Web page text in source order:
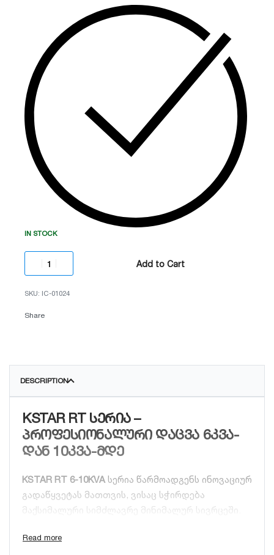
სიმძლავრის კოეფიციენტი:1.0 (PF=1.0).
კონსტრუქცია:
Rack/Tower კონვერტირებადი
დიზაინი.
LCD დისპლეი პარამეტრების სრული
კონტროლისთვის.
დამატებითი ფუნქცია:Hot-swappable
ბატარეების მხარდაჭერა და ECO რეჟიმი
ენერგიის დაზოგვისთვის
IN STOCK
Add to Cart
IC-01024
Share
DESCRIPTION
KSTAR RT სერია –
პროფესიონალური დაცვა 6კვა-
დან 10კვა-მდე
KSTAR RT 6-10KVA სერია წარმოადგენს ინოვაციურ
გადაწყვეტას მათთვის, ვისაც სჭირდება
მაქსიმალური სიმძლავრე მინიმალურ სივრცეში.
მოწყობილობა განთავსდეს როგორც სტანდარტულ